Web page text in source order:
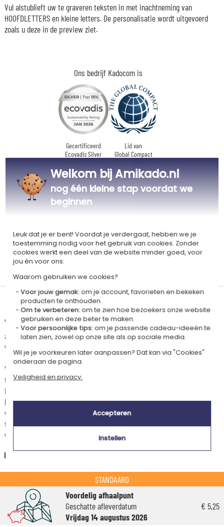
Ons bedrijf Kadocom is
Gecertificeerd
Ecovadis Silver
Lid van
Global Compact
Onze MVO-aanpak|Labels
Dit cadeau is
in Frankrijk
Vul alstublieft uw te graveren teksten in met inachtneming van
HOOFDLETTERS en kleine letters. De personalisatie wordt uitgevoerd
zoals u deze in de preview ziet.
Levertijd en verzendkosten
Dit artikel wordt gepersonaliseerd in ons Amikado
atelier. Het komt in aanmerking voor de aanbieding «Gratis verzending
vanaf 85 € aankoop» -
Voor elke bestelling onder 85 €, zijn de onderstaande verzendkosten van
toepassing.
De geschatte levertijden kunt je hieronder vinden. Je kunt de
bezorgopties bepalen: normale levering of express levering. Per cadeau
worden de mogelijke leveropties weergegeven op de artikelpagina en
tijdens de stappen van je winkelwagen. (Als je het geld overmaakt, houd
wel rekening met 3-4 dagen extra levertijd van je cadeau.)
Nederland
STANDAARD
Voordelig afhaalpunt
Geschatte afleverdatum
Vrijdag 14 augustus 2026
€ 5,25
Welkom bij Amikado.nl
nog één kleine stap voordat we
beginnen
Leuk dat je er bent! Voordat je verdergaat, hebben we je
toestemming nodig voor het gebruik van cookies. Zonder
cookies werkt een deel van de website minder goed, voor
jou én voor ons.
Waarom gebruiken we cookies?
Voor jouw gemak:om je account, favorieten en bekeken
producten te onthouden.
Om te verbeteren:om te zien hoe bezoekers onze website
gebruiken en deze beter te maken.
Voor persoonlijke tips:om je passende cadeau-ideeën te
laten zien, zowel op onze site als op sociale media.
Wil je je voorkeuren later aanpassen? Dat kan via "Cookies"
onderaan de pagina.
Veiligheid en privacy.
Accepteren
Instellen